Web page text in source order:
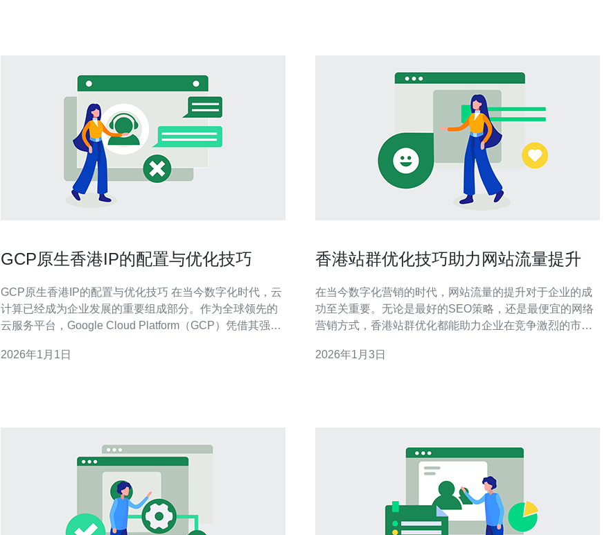
GCP原生香港IP的配置与优化技巧
GCP原生香港IP的配置与优化技巧 在当今数字化时代，云
计算已经成为企业发展的重要组成部分。作为全球领先的
云服务平台，Google Cloud Platform（GCP）凭借其强大
港，使用原生香港IP可以显著提升网站的访问速度和用户
2026年1月1日
香港站群优化技巧助力网站流量提升
在当今数字化营销的时代，网站流量的提升对于企业的成
功至关重要。无论是最好的SEO策略，还是最便宜的网络
营销方式，香港站群优化都能助力企业在竞争激烈的市场
可以有效提升网站的流量，增强品牌影响力。在这篇文章
2026年1月3日